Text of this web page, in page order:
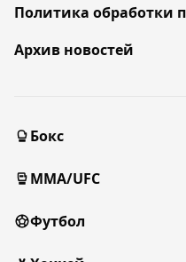
Политика обработки
Архив новостей
Бокс
MMA/UFC
Футбол